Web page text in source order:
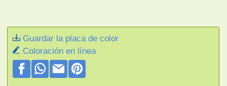
Guardar la placa de color
Coloración en línea